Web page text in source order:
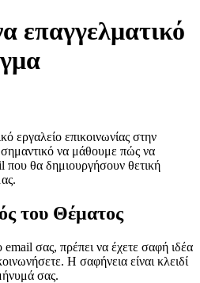
επαγγελματικό
εργαλείο επικοινωνίας στην
να μάθουμε πώς να
που θα δημιουργήσουν θετική
του Θέματος
email σας, πρέπει να έχετε σαφή ιδέα
Η σαφήνεια είναι κλειδί
σας.